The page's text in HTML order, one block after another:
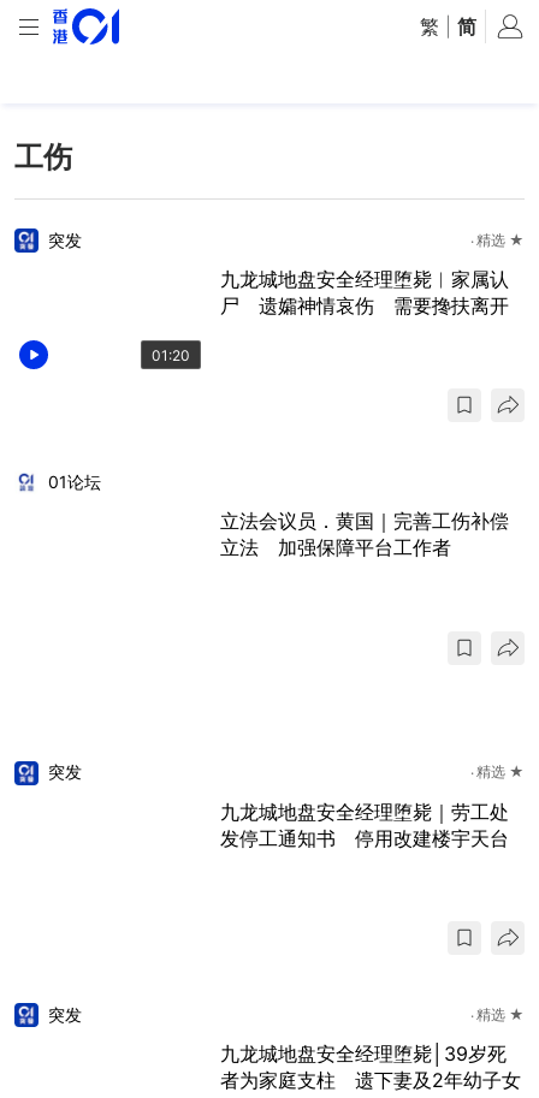
繁 简
工伤
01:20
突发 精选 ★
九龙城地盘安全经理堕毙︱家属认
尸 遗孀神情哀伤 需要搀扶离开
01论坛
立法会议员．黄国｜完善工伤补偿
立法 加强保障平台工作者
突发 精选 ★
九龙城地盘安全经理堕毙｜劳工处
发停工通知书 停用改建楼宇天台
突发 精选 ★
九龙城地盘安全经理堕毙│39岁死
者为家庭支柱 遗下妻及2年幼子女